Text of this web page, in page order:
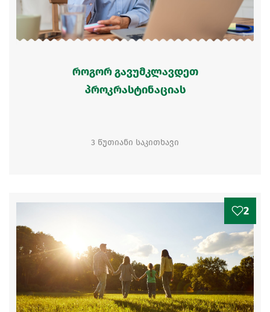
როგორ გავუმკლავდეთ
პროკრასტინაციას
3 წუთიანი საკითხავი
2